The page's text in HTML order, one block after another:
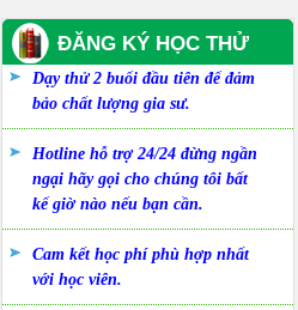
ĐĂNG KÝ HỌC THỬ
Dạy thử 2 buổi đầu tiên để đảm
bảo chất lượng gia sư.
Hotline hỗ trợ 24/24 đừng ngần
ngại hãy gọi cho chúng tôi bất
kể giờ nào nếu bạn cần.
Cam kết học phí phù hợp nhất
với học viên.